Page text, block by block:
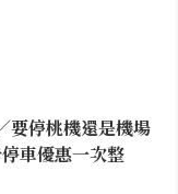
要停桃機還是機場
車優惠一次整